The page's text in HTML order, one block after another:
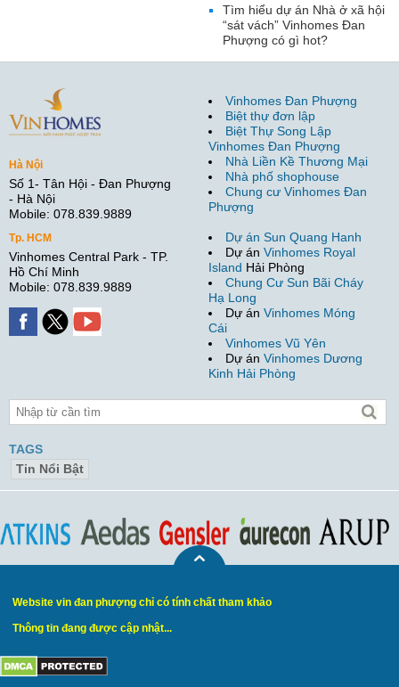
Tìm hiểu dự án Nhà ở xã hội
“sát vách” Vinhomes Đan
Phượng có gì hot?
Hà Nội
Số 1- Tân Hội - Đan Phượng
- Hà Nội
Mobile: 078.839.9889
Tp. HCM
Vinhomes Central Park - TP.
Hồ Chí Minh
Mobile: 078.839.9889
Vinhomes Đan Phượng
Biệt thự đơn lập
Biệt Thự Song Lập
Vinhomes Đan Phượng
Nhà Liền Kề Thương Mại
Nhà phố shophouse
Chung cư Vinhomes Đan
Phượng
Dự án Sun Quang Hanh
Dự án Vinhomes Royal
Island Hải Phòng
Chung Cư Sun Bãi Cháy
Hạ Long
Dự án Vinhomes Móng
Cái
Vinhomes Vũ Yên
Dự án Vinhomes Dương
Kinh Hải Phòng
TAGS
Tin Nổi Bật
Website vin đan phượng chỉ có tính chất tham khảo
Thông tin đang được cập nhật...